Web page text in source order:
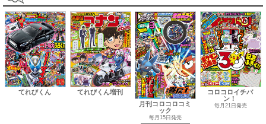
てれびくん てれびくん増刊
月刊コロコロコミ
ック
毎月15日発売
コロコロイチバ
ン！
毎月21日発売